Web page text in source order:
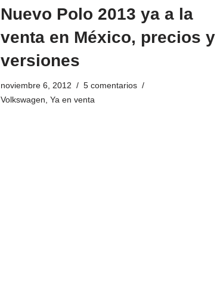
Nuevo Polo 2013 ya a la
venta en México, precios y
versiones
noviembre 6, 2012
5 comentarios
Volkswagen, Ya en venta